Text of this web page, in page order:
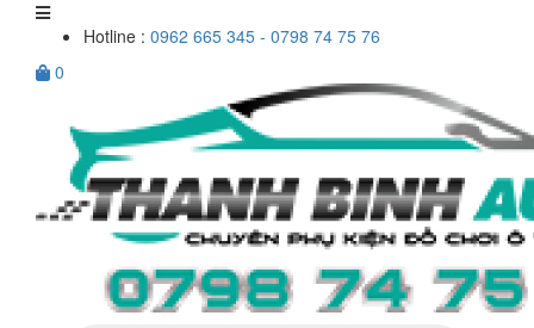
Hotline : 0962 665 345 - 0798 74 75 76
0